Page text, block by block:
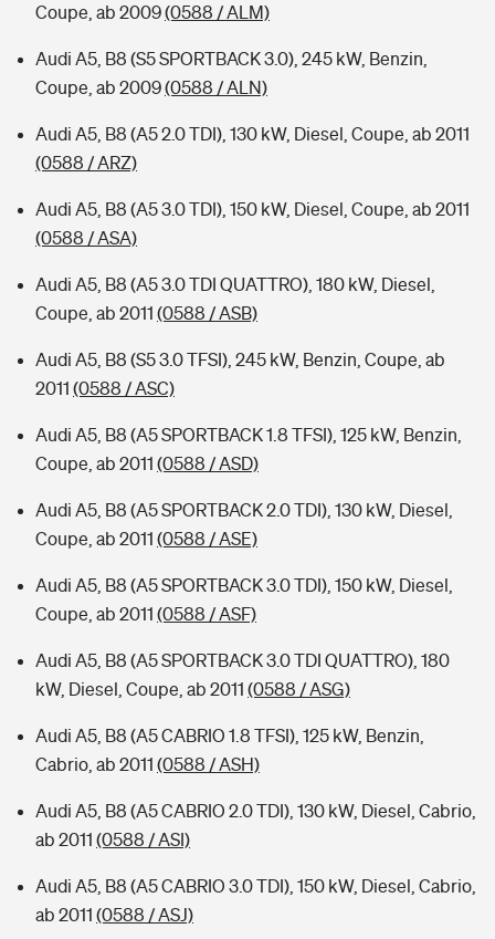
Coupe, ab 2009(0588 / ALM)
Audi A5, B8 (S5 SPORTBACK 3.0), 245 kW, Benzin,
Coupe, ab 2009(0588 / ALN)
Audi A5, B8 (A5 2.0 TDI), 130 kW, Diesel, Coupe, ab 2011
(0588 / ARZ)
Audi A5, B8 (A5 3.0 TDI), 150 kW, Diesel, Coupe, ab 2011
(0588 / ASA)
Audi A5, B8 (A5 3.0 TDI QUATTRO), 180 kW, Diesel,
Coupe, ab 2011 (0588 / ASB)
Audi A5, B8 (S5 3.0 TFSI), 245 kW, Benzin, Coupe, ab
2011 (0588 / ASC)
Audi A5, B8 (A5 SPORTBACK 1.8 TFSI), 125 kW, Benzin,
Coupe, ab 2011 (0588 / ASD)
Audi A5, B8 (A5 SPORTBACK 2.0 TDI), 130 kW, Diesel,
Coupe, ab 2011 (0588 / ASE)
Audi A5, B8 (A5 SPORTBACK 3.0 TDI), 150 kW, Diesel,
Coupe, ab 2011 (0588 / ASF)
Audi A5, B8 (A5 SPORTBACK 3.0 TDI QUATTRO), 180
kW, Diesel, Coupe, ab 2011 (0588 / ASG)
Audi A5, B8 (A5 CABRIO 1.8 TFSI), 125 kW, Benzin,
Cabrio, ab 2011 (0588 / ASH)
Audi A5, B8 (A5 CABRIO 2.0 TDI), 130 kW, Diesel, Cabrio,
ab 2011 (0588 / ASI)
Audi A5, B8 (A5 CABRIO 3.0 TDI), 150 kW, Diesel, Cabrio,
ab 2011 (0588 / ASJ)